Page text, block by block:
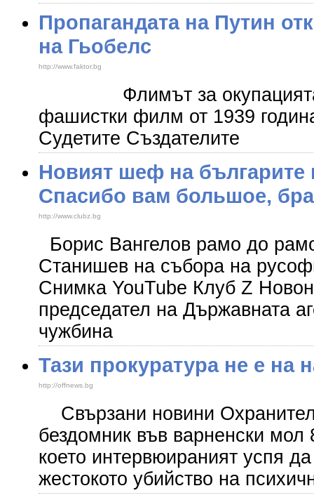
Пропагандата на Путин
на Гьобелс
http://www.faktor.bg
Флимът за окупацията
фашистки филм от 1939
Судетите Създателите
Новият шеф на българите
Спасибо вам большое,
http://www.clubz.bg
Борис Вангелов рамо до
Станишев на събора на
Снимка YouTube Клуб Z
председател на Държавната
чужбина
Тази прокуратура не е на
http://offnews.bg
Свързани новини
бездомник във варненски
което интервюираният успя
жестокото убийство на